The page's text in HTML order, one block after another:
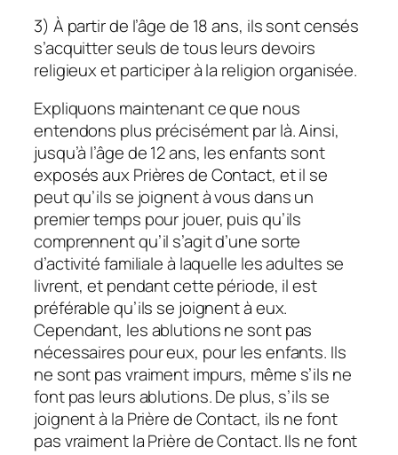
3) À partir de l’âge de 18 ans, ils sont censés
s’acquitter seuls de tous leurs devoirs
religieux et participer à la religion organisée.
Expliquons maintenant ce que nous
entendons plus précisément par là. Ainsi,
jusqu’à l’âge de 12 ans, les enfants sont
exposés aux Prières de Contact, et il se
peut qu’ils se joignent à vous dans un
premier temps pour jouer, puis qu’ils
comprennent qu’il s’agit d’une sorte
d’activité familiale à laquelle les adultes se
livrent, et pendant cette période, il est
préférable qu’ils se joignent à eux.
Cependant, les ablutions ne sont pas
nécessaires pour eux, pour les enfants. Ils
ne sont pas vraiment impurs, même s’ils ne
font pas leurs ablutions. De plus, s’ils se
joignent à la Prière de Contact, ils ne font
pas vraiment la Prière de Contact. Ils ne font